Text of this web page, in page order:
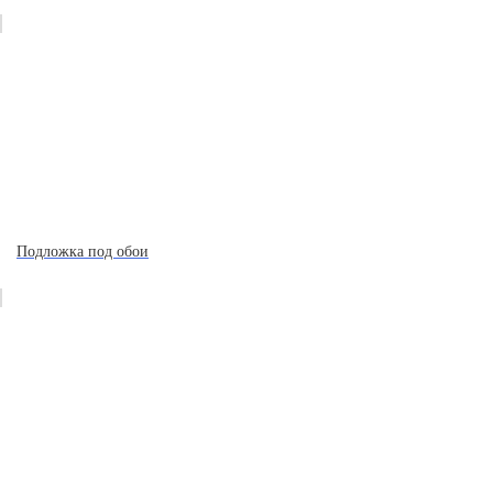
Подложка под обои